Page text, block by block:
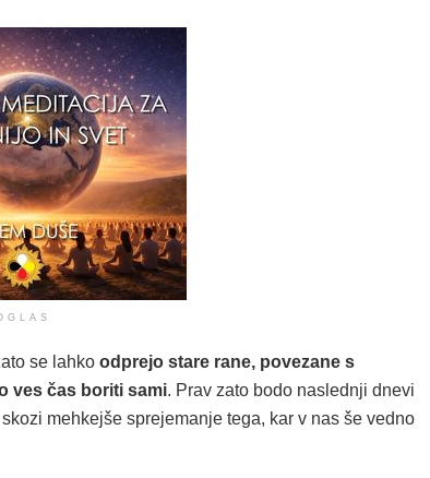
se lahko odprejo stare rane, povezane s
ves čas boriti sami. Prav zato bodo naslednji dnevi
mehkejše sprejemanje tega, kar v nas še vedno